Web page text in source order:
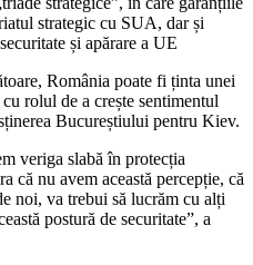
strategic cu SUA, dar și
și apărare a UE
România poate fi ținta unei
rolul de a crește sentimentul
Bucureștiului pentru Kiev.
veriga slabă în protecția
că nu avem această percepție, că
noi, va trebui să lucrăm cu alți
postură de securitate”, a